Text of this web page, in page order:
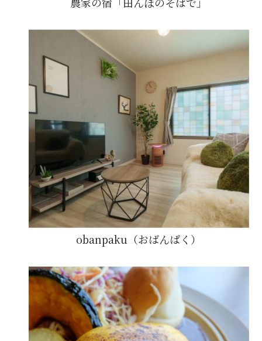
obanpaku（おばんぱく）